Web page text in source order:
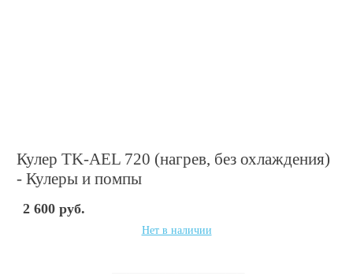
Кулер TK-AEL 720 (нагрев, без охлаждения)
- Кулеры и помпы
2 600 руб.
Нет в наличии